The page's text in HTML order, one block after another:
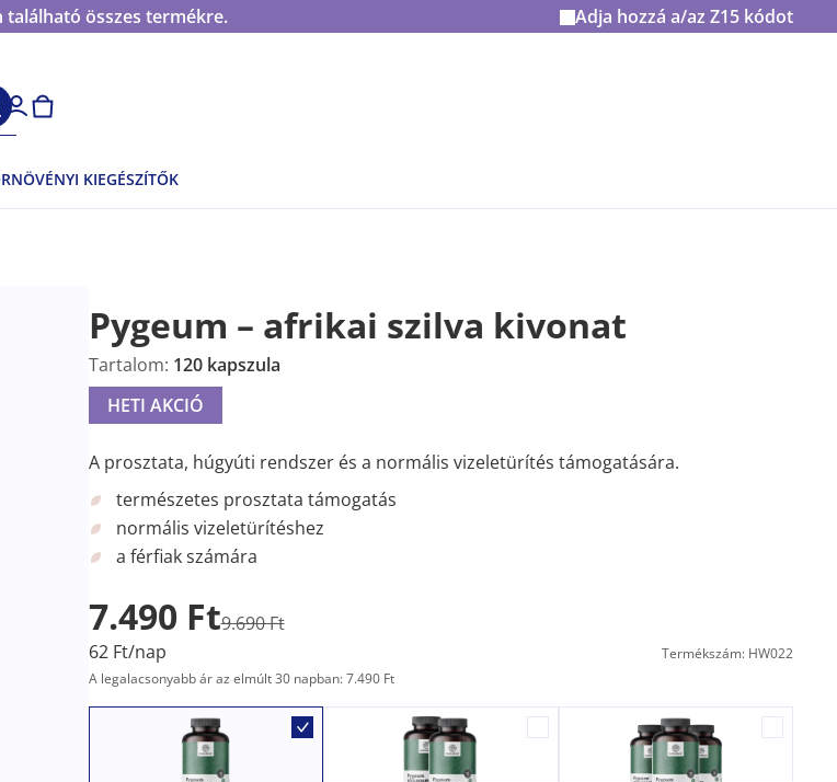
található összes termékre. Adja hozzá a/az Z15 kódot
NÖVÉNYI KIEGÉSZÍTŐK
Pygeum – afrikai szilva kivonat
Tartalom: 120 kapszula
HETI AKCIÓ
A prosztata, húgyúti rendszer és a normális vizeletürítés támogatására.
természetes prosztata támogatás
normális vizeletürítéshez
a férfiak számára
7.490 Ft9.690 Ft
62 Ft/nap
Termékszám: HW022
A legalacsonyabb ár az elmúlt 30 napban: 7.490 Ft